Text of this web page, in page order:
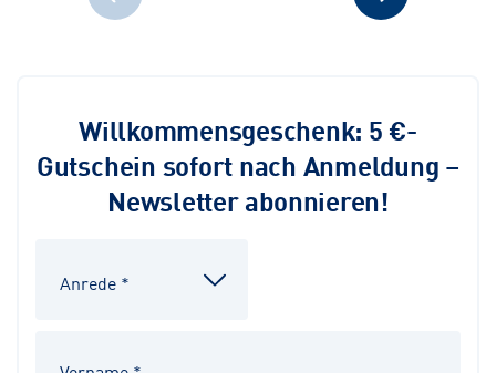
Willkommensgeschenk: 5 €-
Gutschein sofort nach Anmeldung –
Newsletter abonnieren!